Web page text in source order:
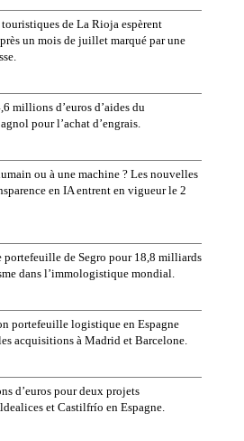
touristiques de La Rioja espèrent
un mois de juillet marqué par une
millions d’euros d’aides du
pour l’achat d’engrais.
ou à une machine ? Les nouvelles
en IA entrent en vigueur le 2
portefeuille de Segro pour 18,8 milliards
dans l’immologistique mondial.
portefeuille logistique en Espagne
acquisitions à Madrid et Barcelone.
d’euros pour deux projets
et Castilfrío en Espagne.